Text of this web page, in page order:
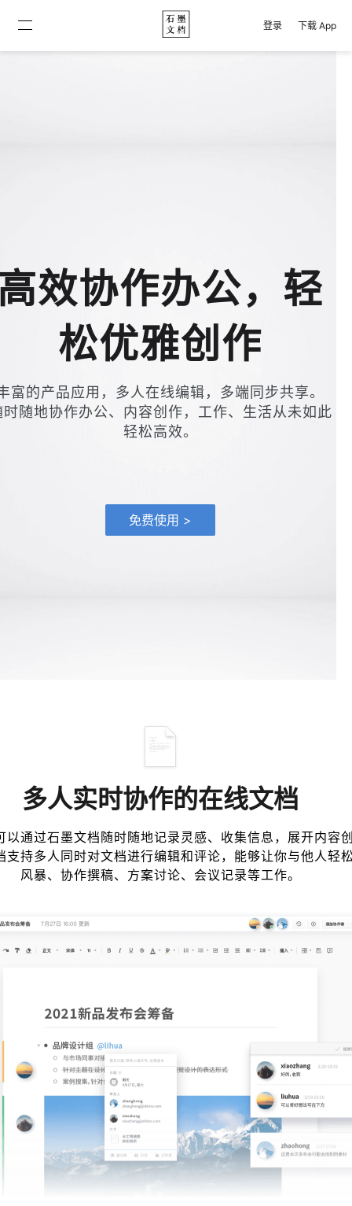
登录 下载 App
效协作办公，轻
松优雅创作
富的产品应用，多人在线编辑，多端同步共享。
时随地协作办公、内容创作，工作、生活从未如此
轻松高效。
免费使用 >
多人实时协作的在线文档
以通过石墨文档随时随地记录灵感、收集信息，展开内容
支持多人同时对文档进行编辑和评论，能够让你与他人轻
风暴、协作撰稿、方案讨论、会议记录等工作。